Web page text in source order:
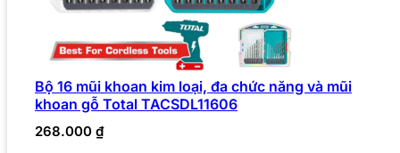
Bộ 16 mũi khoan kim loại, đa chức năng và mũi
khoan gỗ Total TACSDL11606
268.000 ₫